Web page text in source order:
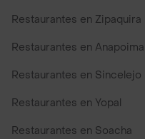
Restaurantes en Zipaquira
Restaurantes en Anapoima
Restaurantes en Sincelejo
Restaurantes en Yopal
Restaurantes en Soacha